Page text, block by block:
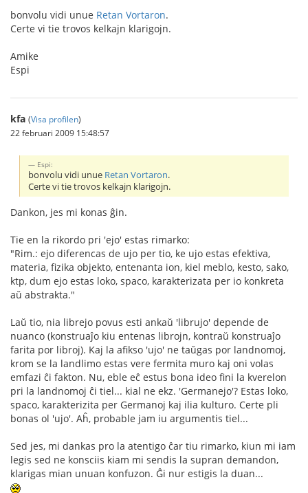
bonvolu vidi unue Retan Vortaron.
Certe vi tie trovos kelkajn klarigojn.
Amike
Espi
kfa (Visa profilen)
22 februari 2009 15:48:57
Espi:
bonvolu vidi unue Retan Vortaron.
Certe vi tie trovos kelkajn klarigojn.
Dankon, jes mi konas ĝin.
Tie en la rikordo pri 'ejo' estas rimarko:
"Rim.: ejo diferencas de ujo per tio, ke ujo estas efektiva,
materia, fizika objekto, entenanta ion, kiel meblo, kesto, sako,
ktp, dum ejo estas loko, spaco, karakterizata per io konkreta
aŭ abstrakta."
Laŭ tio, nia librejo povus esti ankaŭ 'librujo' depende de
nuanco (konstruaĵo kiu entenas librojn, kontraŭ konstruaĵo
farita por libroj). Kaj la afikso 'ujo' ne taŭgas por landnomoj,
krom se la landlimo estas vere fermita muro kaj oni volas
emfazi ĉi fakton. Nu, eble eĉ estus bona ideo fini la kverelon
pri la landnomoj ĉi tiel... kial ne ekz. 'Germanejo'? Estas loko,
spaco, karakterizita per Germanoj kaj ilia kulturo. Certe pli
bonas ol 'ujo'. Aĥ, probable jam iu argumentis tiel...
Sed jes, mi dankas pro la atentigo ĉar tiu rimarko, kiun mi iam
legis sed ne konsciis kiam mi sendis la supran demandon,
klarigas mian unuan konfuzon. Ĝi nur estigis la duan...